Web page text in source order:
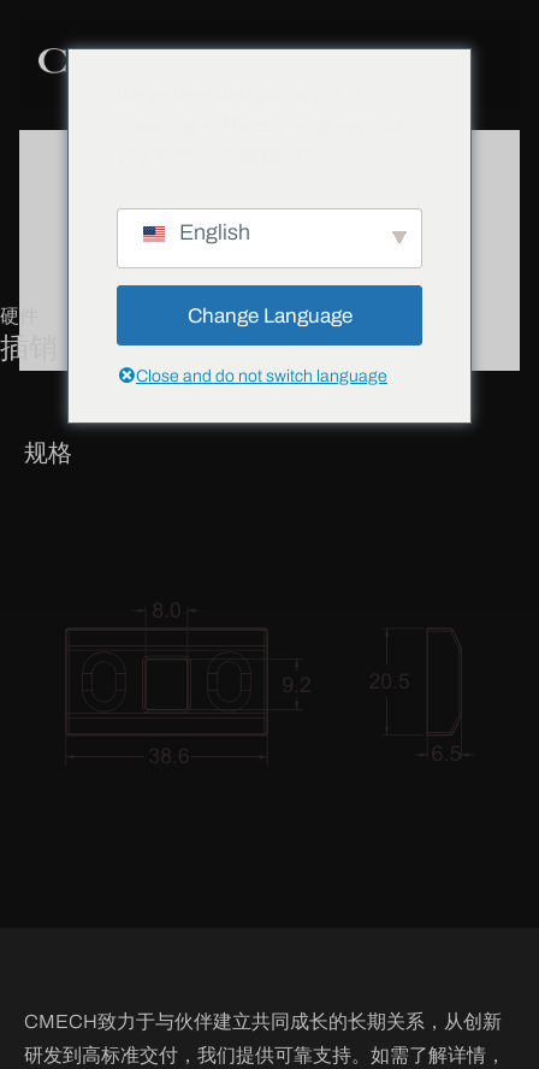
硬件
插销
规格
CMECH致力于与伙伴建立共同成长的长期关系，从创新
研发到高标准交付，我们提供可靠支持。如需了解详情，
English
Change Language
Close and do not switch language